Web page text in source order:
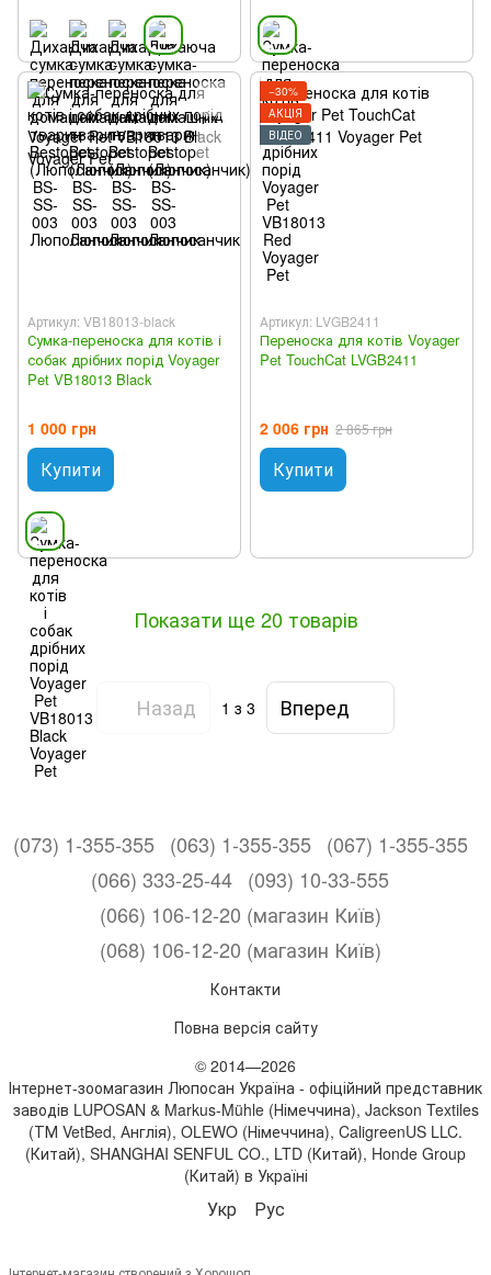
Артикул: VB18013-black
Сумка-переноска для котів і
собак дрібних порід Voyager
Pet VB18013 Black
1 000 грн
Купити
−30%
АКЦІЯ
ВІДЕО
Артикул: LVGB2411
Переноска для котів Voyager
Pet TouchCat LVGB2411
2 006 грн 2 865 грн
Купити
Показати ще 20 товарів
Назад 1 з 3 Вперед
(073) 1-355-355 (063) 1-355-355 (067) 1-355-355
(066) 333-25-44 (093) 10-33-555
(066) 106-12-20 (магазин Київ)
(068) 106-12-20 (магазин Київ)
Контакти
Повна версія сайту
© 2014—2026
Інтернет-зоомагазин Люпосан Україна - офіційний представник
заводів LUPOSAN & Markus-Mühle (Німеччина), Jackson Textiles
(ТМ VetBed, Англія), OLEWO (Німеччина), CaligreenUS LLC.
(Китай), SHANGHAI SENFUL CO., LTD (Китай), Honde Group
(Китай) в Україні
Укр Рус